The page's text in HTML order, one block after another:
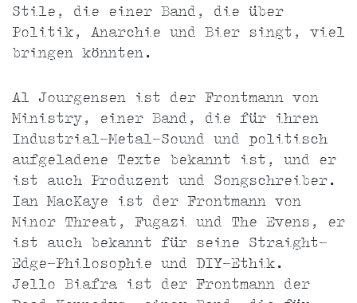
Stile, die einer Band, die über
Politik, Anarchie und Bier singt, viel
bringen könnten.
Al Jourgensen ist der Frontmann von
Ministry, einer Band, die für ihren
Industrial-Metal-Sound und politisch
aufgeladene Texte bekannt ist, und er
ist auch Produzent und Songschreiber.
Ian MacKaye ist der Frontmann von
Minor Threat, Fugazi und The Evens, er
ist auch bekannt für seine Straight-
Edge-Philosophie und DIY-Ethik.
Jello Biafra ist der Frontmann der